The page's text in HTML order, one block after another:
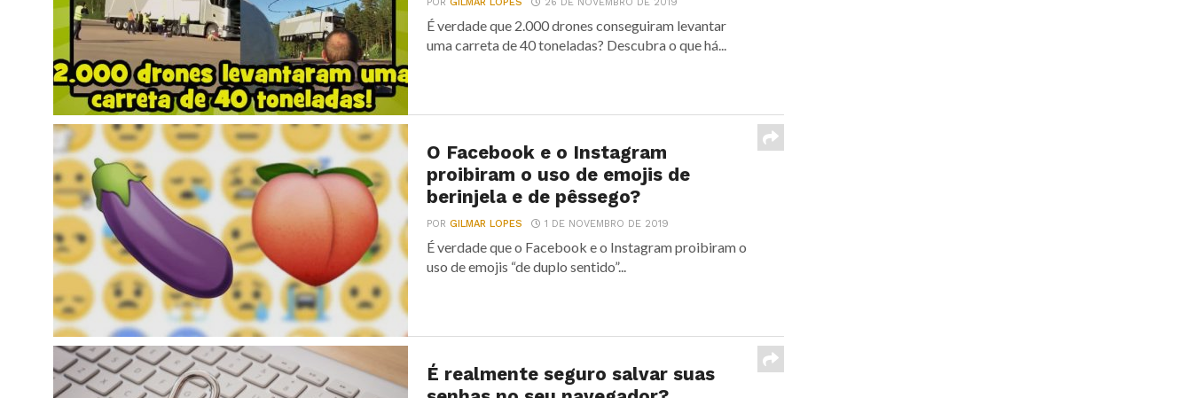
É verdade que 2.000 drones conseguiram levantar
uma carreta de 40 toneladas? Descubra o que há...
O Facebook e o Instagram
proibiram o uso de emojis de
berinjela e de pêssego?
PORGILMAR LOPES 1 DE NOVEMBRO DE 2019
É verdade que o Facebook e o Instagram proibiram o
uso de emojis “de duplo sentido”...
É realmente seguro salvar suas